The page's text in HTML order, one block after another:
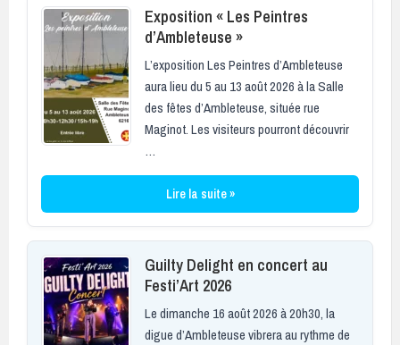
Exposition « Les Peintres
d’Ambleteuse »
L’exposition Les Peintres d’Ambleteuse
aura lieu du 5 au 13 août 2026 à la Salle
des fêtes d’Ambleteuse, située rue
Maginot. Les visiteurs pourront découvrir
…
Lire la suite »
Guilty Delight en concert au
Festi’Art 2026
Le dimanche 16 août 2026 à 20h30, la
digue d’Ambleteuse vibrera au rythme de